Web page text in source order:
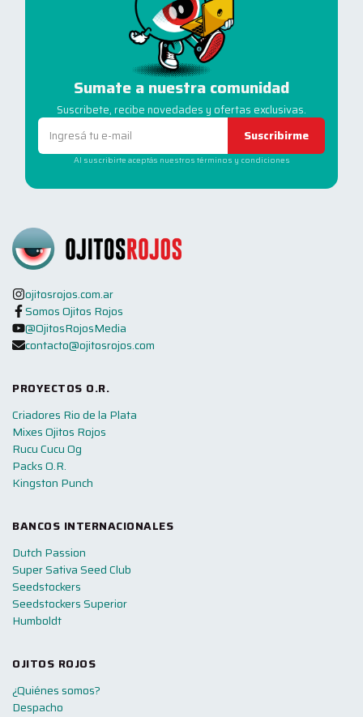
Sumate a nuestra comunidad
Suscribete, recibe novedades y ofertas exclusivas.
Suscribirme
Al suscribirte aceptás nuestros términos y condiciones
ojitosrojos.com.ar
Somos Ojitos Rojos
@OjitosRojosMedia
contacto@ojitosrojos.com
PROYECTOS O.R.
Criadores Rio de la Plata
Mixes Ojitos Rojos
Rucu Cucu Og
Packs O.R.
Kingston Punch
BANCOS INTERNACIONALES
Dutch Passion
Super Sativa Seed Club
Seedstockers
Seedstockers Superior
Humboldt
OJITOS ROJOS
¿Quiénes somos?
Despacho